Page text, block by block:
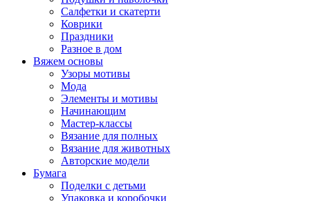
Салфетки и скатерти
Коврики
Праздники
Разное в дом
Вяжем основы
Узоры мотивы
Мода
Элементы и мотивы
Начинающим
Мастер-классы
Вязание для полных
Вязание для животных
Авторские модели
Бумага
Поделки с детьми
Упаковка и коробочки